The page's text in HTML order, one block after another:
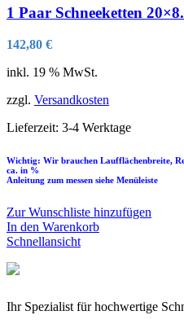
1 Paar Schneeketten
142,80 €
inkl. 19 % MwSt.
zzgl. Versandkosten
Lieferzeit: 3-4 Werktage
Wichtig: Wir brauchen Laufflächenbreite,
ca. in %
Anleitung zum messen siehe Menüleiste
Zur Wunschliste hinzufügen
In den Warenkorb
Schnellansicht
Ihr Spezialist für hochwertige